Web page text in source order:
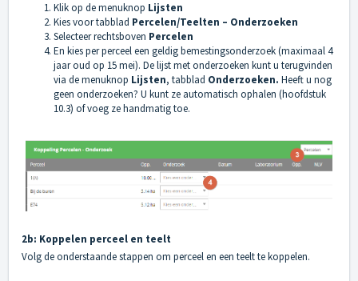
Klik op de menuknop Lijsten
Kies voor tabblad Percelen/Teelten – Onderzoeken
Selecteer rechtsboven Percelen
En kies per perceel een geldig bemestingsonderzoek (maximaal 4
jaar oud op 15 mei). De lijst met onderzoeken kunt u terugvinden
via de menuknop Lijsten, tabblad Onderzoeken. Heeft u nog
geen onderzoeken? U kunt ze automatisch ophalen (hoofdstuk
10.3) of voeg ze handmatig toe.
2b: Koppelen perceel en teelt
Volg de onderstaande stappen om perceel en een teelt te koppelen.